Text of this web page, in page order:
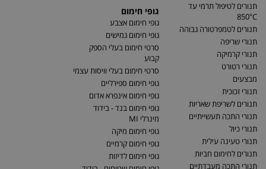
תנורים לטיפול תרמי עד
850°C
תנורים לטמפרטורה גבוהה
תנורי שריפה
תנורי קרמיקה
תנורי רטורט
מבצעים
תנורי זכוכית
תנורים לשריפת שאריות
תנורי התכה תעשייתיים
תנורי כיול
תנורי טעינה עילית
תנורים לחימום חביות
תנורי התכה מעבדתיים
גופי חימום
גופי חימום אצבע
גופי חימום גמישים
סרטי חימום בעלי הספק
קבוע
סרטי חימום בעלי וויסות עצמי
גופי חימום ספירליים
גופי חימום אינפרא אדום
גופי חימום בנד - בידוד
מינרלי MI
גופי חימום מיקה
גופי חימום קרמיים
גופי חימום לדיזות